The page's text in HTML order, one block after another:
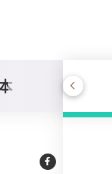
Facebook
检